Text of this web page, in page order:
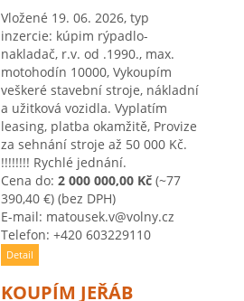
Vložené 19. 06. 2026, typ
inzercie: kúpim rýpadlo-
nakladač, r.v. od .1990., max.
motohodín 10000, Vykoupím
veškeré stavební stroje, nákladní
a užitková vozidla. Vyplatím
leasing, platba okamžitě, Provize
za sehnání stroje až 50 000 Kč.
!!!!!!!! Rychlé jednání.
Cena do: 2 000 000,00 Kč (~77
390,40 €) (bez DPH)
E-mail: matousek.v@volny.cz
Telefon: +420 603229110
Detail
KOUPÍM JEŘÁB